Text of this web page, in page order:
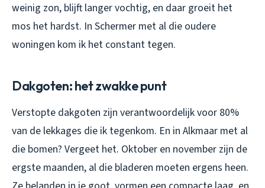
weinig zon, blijft langer vochtig, en daar groeit het
mos het hardst. In Schermer met al die oudere
woningen kom ik het constant tegen.
Dakgoten: het zwakke punt
Verstopte dakgoten zijn verantwoordelijk voor 80%
van de lekkages die ik tegenkom. En in Alkmaar met al
die bomen? Vergeet het. Oktober en november zijn de
ergste maanden, al die bladeren moeten ergens heen.